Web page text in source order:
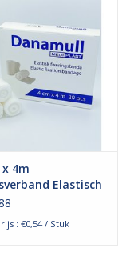
4m
Elastisch
: €0,54 / Stuk